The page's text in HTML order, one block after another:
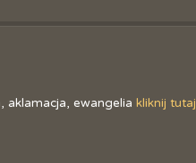
aklamacja, ewangelia kliknij tutaj